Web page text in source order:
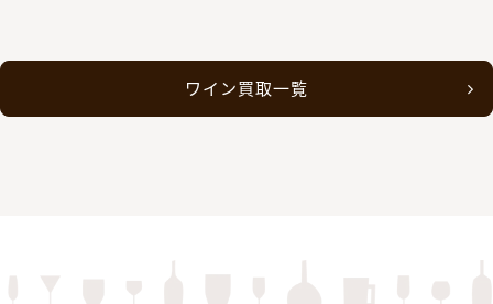
ワイン買取一覧